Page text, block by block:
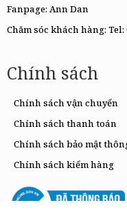
Fanpage: Ann Dan
Chăm sóc khách hàng: Tel:
Chính sách
Chính sách vận chuyển
Chính sách thanh toán
Chính sách bảo mật
Chính sách kiểm hàng